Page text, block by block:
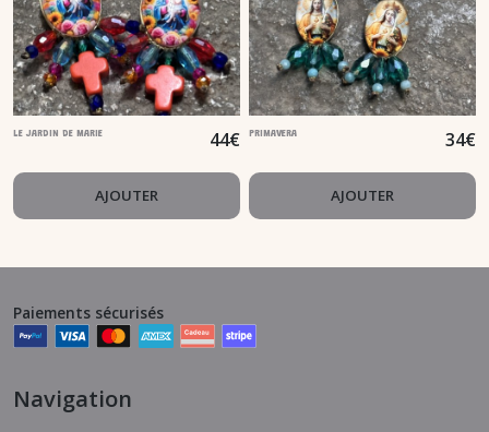
LE JARDIN DE MARIE 44€
AJOUTER
PRIMAVERA 34€
AJOUTER
Paiements sécurisés
Navigation